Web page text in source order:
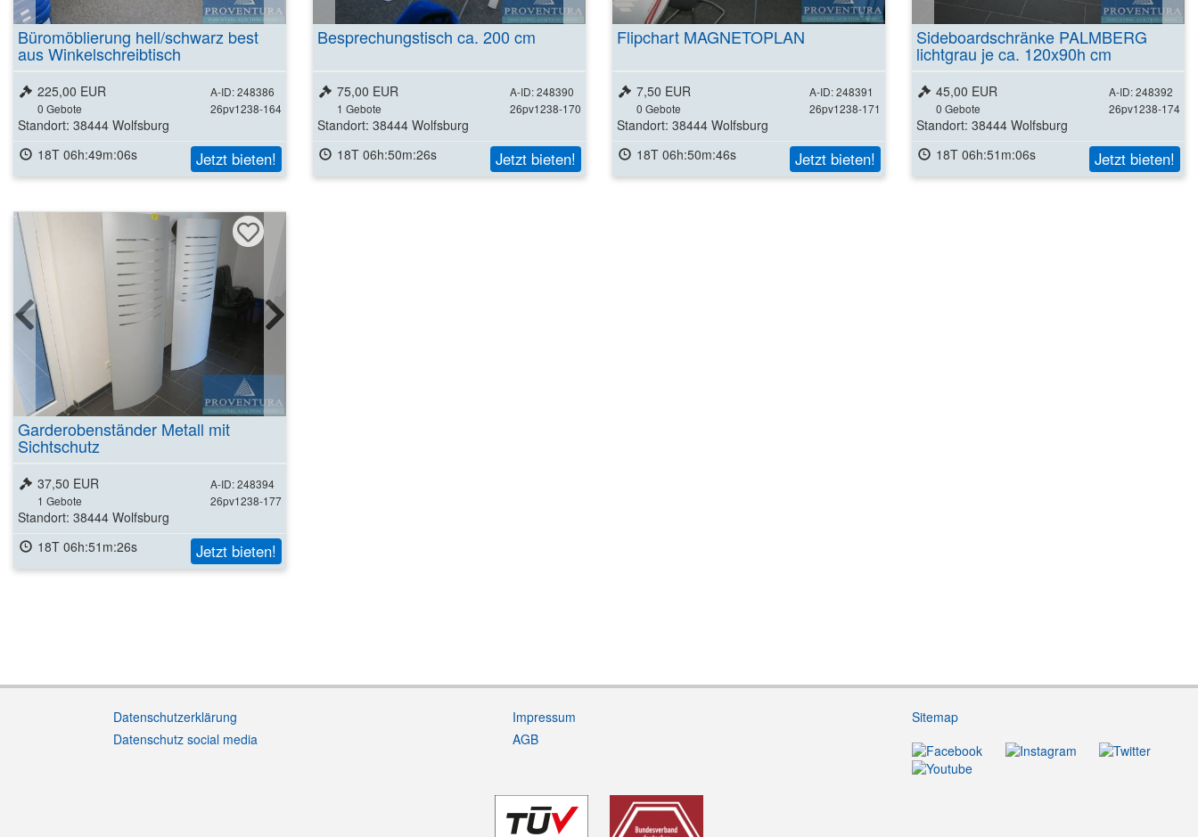
Büromöblierung hell/schwarz best
aus Winkelschreibtisch
A-ID: 248386
26pv1238-164
225,00 EUR
0 Gebote
Standort: 38444 Wolfsburg
18T 06h:49m:05s
Jetzt bieten!
Besprechungstisch ca. 200 cm
A-ID: 248390
26pv1238-170
75,00 EUR
1 Gebote
Standort: 38444 Wolfsburg
18T 06h:50m:25s
Jetzt bieten!
Flipchart MAGNETOPLAN
A-ID: 248391
26pv1238-171
7,50 EUR
0 Gebote
Standort: 38444 Wolfsburg
18T 06h:50m:45s
Jetzt bieten!
Sideboardschränke PALMBERG
lichtgrau je ca. 120x90h cm
A-ID: 248392
26pv1238-174
45,00 EUR
0 Gebote
Standort: 38444 Wolfsburg
18T 06h:51m:05s
Jetzt bieten!
Garderobenständer Metall mit
Sichtschutz
A-ID: 248394
26pv1238-177
37,50 EUR
1 Gebote
Standort: 38444 Wolfsburg
18T 06h:51m:25s
Jetzt bieten!
Datenschutzerklärung
Datenschutz social media
Impressum
AGB
Sitemap